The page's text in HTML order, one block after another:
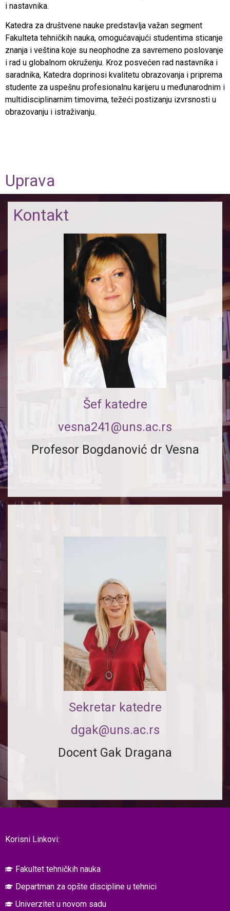
i nastavnika.
Katedra za društvene nauke predstavlja važan segment
Fakulteta tehničkih nauka, omogućavajući studentima sticanje
znanja i veština koje su neophodne za savremeno poslovanje
i rad u globalnom okruženju. Kroz posvećen rad nastavnika i
saradnika, Katedra doprinosi kvalitetu obrazovanja i priprema
studente za uspešnu profesionalnu karijeru u međunarodnim i
multidisciplinarnim timovima, težeći postizanju izvrsnosti u
obrazovanju i istraživanju.
Uprava
Kontakt
Šef katedre
vesna241@uns.ac.rs
Profesor Bogdanović dr Vesna
Sekretar katedre
dgak@uns.ac.rs
Docent Gak Dragana
Korisni Linkovi:
Fakultet tehničkih nauka
Departman za opšte discipline u tehnici
Univerzitet u novom sadu